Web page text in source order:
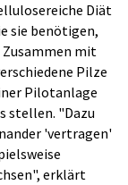
Diät
sie benötigen,
Zusammen mit
Pilze
Pilotanlage
stellen. "Dazu
'vertragen'
erklärt